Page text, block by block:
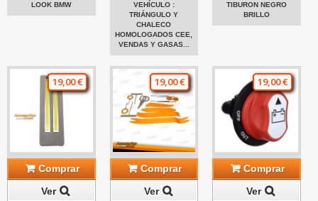
LOOK BMW
VEHÍCULO :
TRIÁNGULO Y
CHALECO
HOMOLOGADOS CEE,
VENDAS Y GASAS...
TIBURON NEGRO
BRILLO
19,00 €
Comprar
Ver
19,00 €
Comprar
Ver
19,00 €
Comprar
Ver